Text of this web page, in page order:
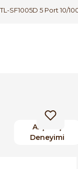
SF1005D 5 Port 10/
Alışveriş
Deneyimi